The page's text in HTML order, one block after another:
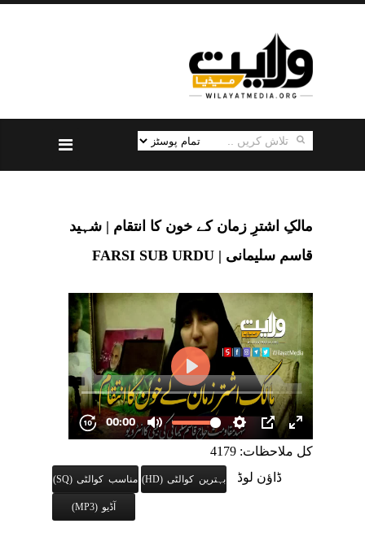
مالکِ اشترِ زمان کے خون کا انتقام | شہید
قاسم سلیمانی | FARSI SUB URDU
کل ملاحظات: 4179
ڈاؤن لوڈ
بہترین کوالٹی (HD) مناسب کوالٹی (SQ)
آڈیو (MP3)